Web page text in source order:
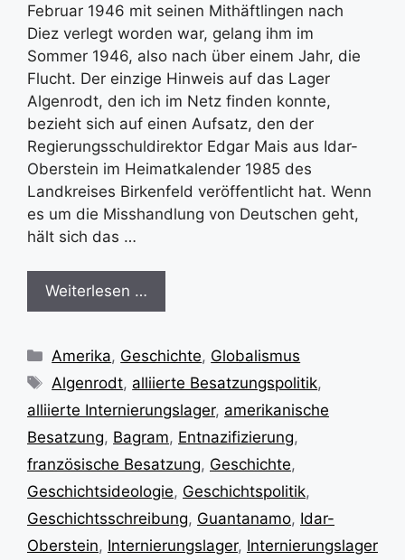
Februar 1946 mit seinen Mithäftlingen nach
Diez verlegt worden war, gelang ihm im
Sommer 1946, also nach über einem Jahr, die
Flucht. Der einzige Hinweis auf das Lager
Algenrodt, den ich im Netz finden konnte,
bezieht sich auf einen Aufsatz, den der
Regierungsschuldirektor Edgar Mais aus Idar-
Oberstein im Heimatkalender 1985 des
Landkreises Birkenfeld veröffentlicht hat. Wenn
es um die Misshandlung von Deutschen geht,
hält sich das …
Weiterlesen …
Kategorien
Amerika, Geschichte, Globalismus
Schlagwörter
Algenrodt, alliierte Besatzungspolitik,
alliierte Internierungslager, amerikanische
Besatzung, Bagram, Entnazifizierung,
französische Besatzung, Geschichte,
Geschichtsideologie, Geschichtspolitik,
Geschichtsschreibung, Guantanamo, Idar-
Oberstein, Internierungslager, Internierungslager